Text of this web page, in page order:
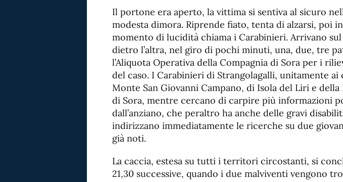
Il portone era aperto, la vittima si sentiva al sicuro
modesta dimora. Riprende fiato, tenta di alzarsi, poi
momento di lucidità chiama i Carabinieri. Arrivano
dietro l’altra, nel giro di pochi minuti, una, due, tre
l’Aliquota Operativa della Compagnia di Sora per i
del caso. I Carabinieri di Strangolagalli, unitamente ai
Monte San Giovanni Campano, di Isola del Liri e della
di Sora, mentre cercano di carpire più informazioni
dall’anziano, che peraltro ha anche delle gravi
indirizzano immediatamente le ricerche su due
già noti.
La caccia, estesa su tutti i territori circostanti, si
21,30 successive, quando i due malviventi vengono